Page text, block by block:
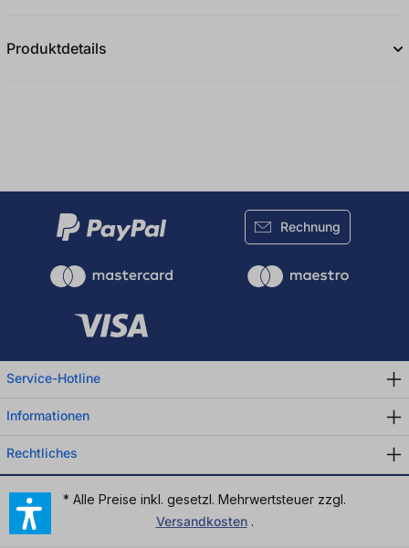
Produktdetails
Rechnung
Service-Hotline
Informationen
Rechtliches
* Alle Preise inkl. gesetzl. Mehrwertsteuer zzgl.
Versandkosten.